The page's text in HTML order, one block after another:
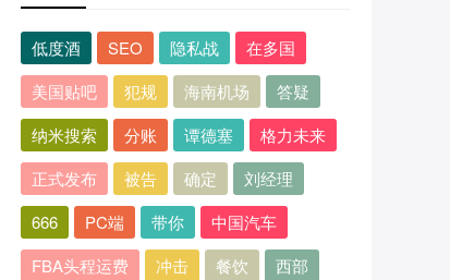
低度酒 SEO 隐私战
在多国
美国贴吧
犯规 海南机场
答疑
纳米搜索
分账 谭德塞
格力未来
正式发布
被告 确定
刘经理
666
PC端 带你
中国汽车
FBA头程运费
冲击 餐饮
西部